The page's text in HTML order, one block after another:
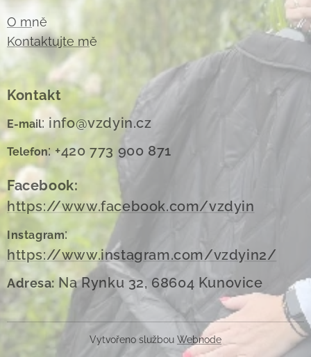
O mně
Kontaktujte mě
Kontakt
E-mail: info@vzdyin.cz
Telefon: +420 773 900 871
Facebook:
https://www.facebook.com/vzdyin
Instagram:
https://www.instagram.com/vzdyin2/
Adresa: Na Rynku 32, 68604 Kunovice
Vytvořeno službou Webnode